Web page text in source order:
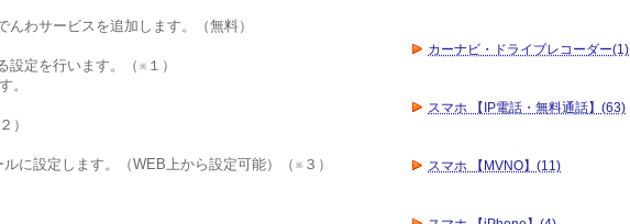
わサービスを追加します。（無料）
定を行います。（※１）
。
）
に設定します。（WEB上から設定可能）（※３）
カーナビ・ドライブレコーダー(1)
スマホ 【IP電話・無料通話】(63)
スマホ 【MVNO】(11)